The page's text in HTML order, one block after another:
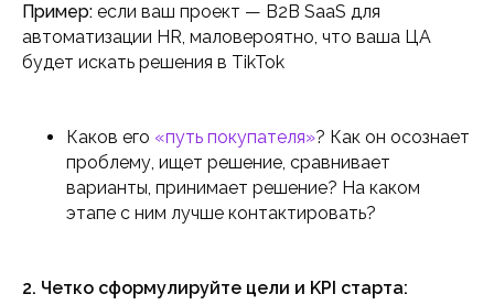
Пример: если ваш проект — B2B SaaS для
автоматизации HR, маловероятно, что ваша ЦА
будет искать решения в TikTok
Каков его «путь покупателя»? Как он осознает
проблему, ищет решение, сравнивает
варианты, принимает решение? На каком
этапе с ним лучше контактировать?
2. Четко сформулируйте цели и KPI старта: